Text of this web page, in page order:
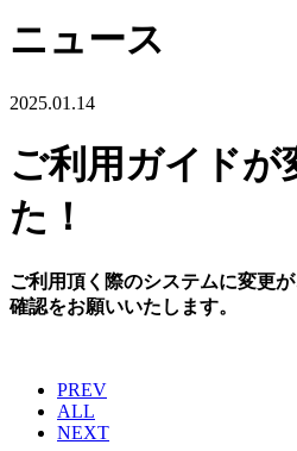
ニュース
2025.01.14
ご利用ガイドが
た！
ご利用頂く際のシステムに変更
確認をお願いいたします。
PREV
ALL
NEXT